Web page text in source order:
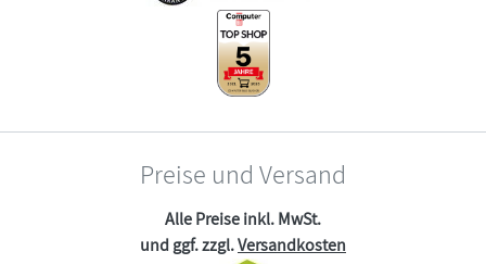
Preise und Versand
Alle Preise inkl. MwSt.
und ggf. zzgl.Versandkosten